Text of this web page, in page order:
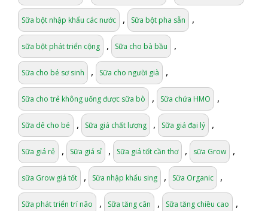
Sữa bột nhập khẩu các nước , Sữa bột pha sẵn ,
sữa bột phát triển cộng , Sữa cho bà bầu ,
Sữa cho bé sơ sinh , Sữa cho người già ,
Sữa cho trẻ không uống được sữa bò , Sữa chứa HMO ,
Sữa dê cho bé , Sữa giá chất lượng , Sữa giá đại lý ,
Sữa giá rẻ , Sữa giá sỉ , Sữa giá tốt cần thơ , sữa Grow ,
sữa Grow giá tốt , Sữa nhập khẩu sing , Sữa Organic ,
Sữa phát triển trí não , Sữa tăng cân , Sữa tăng chiều cao ,